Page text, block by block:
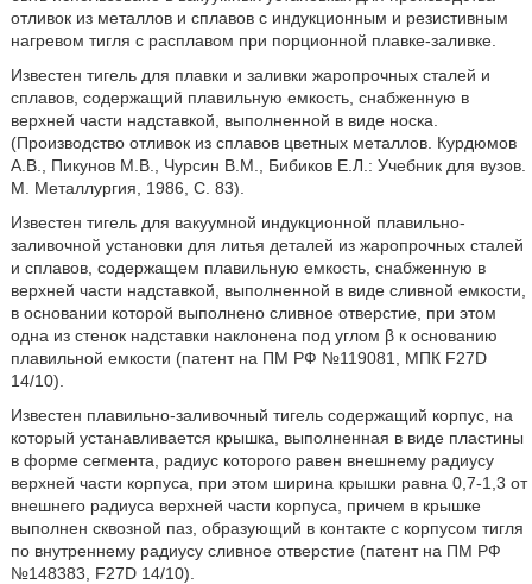
отливок из металлов и сплавов с индукционным и резистивным
нагревом тигля с расплавом при порционной плавке-заливке.
Известен тигель для плавки и заливки жаропрочных сталей и
сплавов, содержащий плавильную емкость, снабженную в
верхней части надставкой, выполненной в виде носка.
(Производство отливок из сплавов цветных металлов. Курдюмов
А.В., Пикунов М.В., Чурсин В.М., Бибиков Е.Л.: Учебник для вузов.
М. Металлургия, 1986, С. 83).
Известен тигель для вакуумной индукционной плавильно-
заливочной установки для литья деталей из жаропрочных сталей
и сплавов, содержащем плавильную емкость, снабженную в
верхней части надставкой, выполненной в виде сливной емкости,
в основании которой выполнено сливное отверстие, при этом
одна из стенок надставки наклонена под углом β к основанию
плавильной емкости (патент на ПМ РФ №119081, МПК F27D
14/10).
Известен плавильно-заливочный тигель содержащий корпус, на
который устанавливается крышка, выполненная в виде пластины
в форме сегмента, радиус которого равен внешнему радиусу
верхней части корпуса, при этом ширина крышки равна 0,7-1,3 от
внешнего радиуса верхней части корпуса, причем в крышке
выполнен сквозной паз, образующий в контакте с корпусом тигля
по внутреннему радиусу сливное отверстие (патент на ПМ РФ
№148383, F27D 14/10).